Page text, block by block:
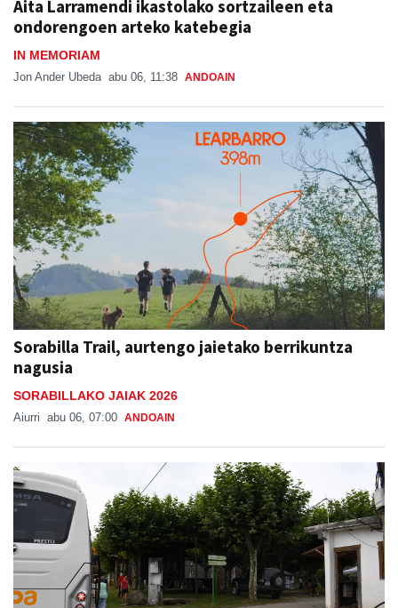
Aita Larramendi ikastolako sortzaileen eta
ondorengoen arteko katebegia
IN MEMORIAM
Jon Ander Ubeda abu 06, 11:38 ANDOAIN
Sorabilla Trail, aurtengo jaietako berrikuntza
nagusia
SORABILLAKO JAIAK 2026
Aiurri abu 06, 07:00 ANDOAIN